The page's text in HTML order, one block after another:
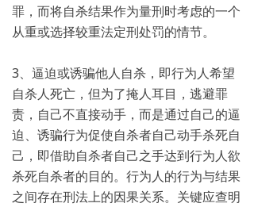
罪，而将自杀结果作为量刑时考虑的一个
从重或选择较重法定刑处罚的情节。
3、逼迫或诱骗他人自杀，即行为人希望
自杀人死亡，但为了掩人耳目，逃避罪
责，自己不直接动手，而是通过自己的逼
迫、诱骗行为促使自杀者自己动手杀死自
己，即借助自杀者自己之手达到行为人欲
杀死自杀者的目的。行为人的行为与结果
之间存在刑法上的因果关系。关键应查明